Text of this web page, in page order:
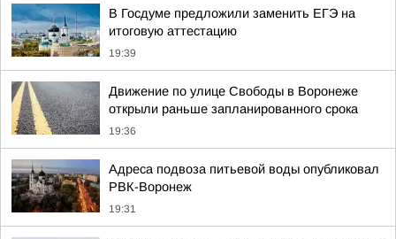
В Госдуме предложили заменить ЕГЭ на
итоговую аттестацию
19:39
Движение по улице Свободы в Воронеже
открыли раньше запланированного срока
19:36
Адреса подвоза питьевой воды опубликовал
РВК-Воронеж
19:31